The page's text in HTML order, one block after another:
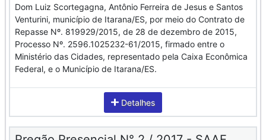
Dom Luiz Scortegagna, Antônio Ferreira de Jesus e Santos
Venturini, município de Itarana/ES, por meio do Contrato de
Repasse Nº. 819929/2015, de 28 de dezembro de 2015,
Processo Nº. 2596.1025232-61/2015, firmado entre o
Ministério das Cidades, representado pela Caixa Econômica
Federal, e o Município de Itarana/ES.
Detalhes